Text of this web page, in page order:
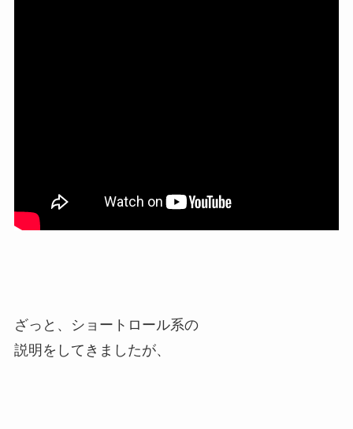
ざっと、ショートロール系の
説明をしてきましたが、